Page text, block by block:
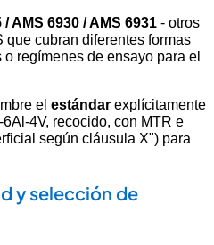
AMS 6930 / AMS 6931 - otros
que cubran diferentes formas
regímenes de ensayo para el
el estándar explícitamente
4V, recocido, con MTR e
según cláusula X") para
y selección de